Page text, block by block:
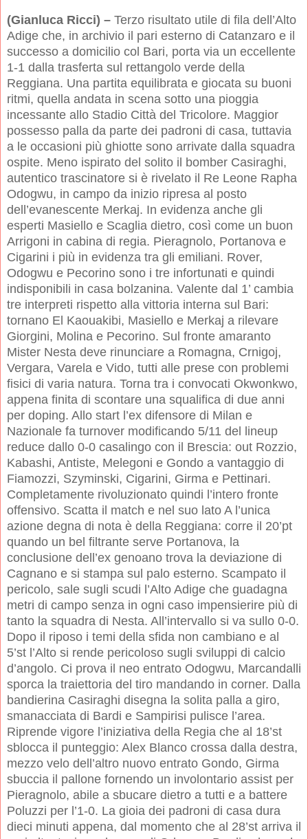
(Gianluca Ricci) – Terzo risultato utile di fila dell’Alto
Adige che, in archivio il pari esterno di Catanzaro e il
successo a domicilio col Bari, porta via un eccellente
1-1 dalla trasferta sul rettangolo verde della
Reggiana. Una partita equilibrata e giocata su buoni
ritmi, quella andata in scena sotto una pioggia
incessante allo Stadio Città del Tricolore. Maggior
possesso palla da parte dei padroni di casa, tuttavia
a le occasioni più ghiotte sono arrivate dalla squadra
ospite. Meno ispirato del solito il bomber Casiraghi,
autentico trascinatore si è rivelato il Re Leone Rapha
Odogwu, in campo da inizio ripresa al posto
dell’evanescente Merkaj. In evidenza anche gli
esperti Masiello e Scaglia dietro, così come un buon
Arrigoni in cabina di regia. Pieragnolo, Portanova e
Cigarini i più in evidenza tra gli emiliani. Rover,
Odogwu e Pecorino sono i tre infortunati e quindi
indisponibili in casa bolzanina. Valente dal 1’ cambia
tre interpreti rispetto alla vittoria interna sul Bari:
tornano El Kaouakibi, Masiello e Merkaj a rilevare
Giorgini, Molina e Pecorino. Sul fronte amaranto
Mister Nesta deve rinunciare a Romagna, Crnigoj,
Vergara, Varela e Vido, tutti alle prese con problemi
fisici di varia natura. Torna tra i convocati Okwonkwo,
appena finita di scontare una squalifica di due anni
per doping. Allo start l’ex difensore di Milan e
Nazionale fa turnover modificando 5/11 del lineup
reduce dallo 0-0 casalingo con il Brescia: out Rozzio,
Kabashi, Antiste, Melegoni e Gondo a vantaggio di
Fiamozzi, Szyminski, Cigarini, Girma e Pettinari.
Completamente rivoluzionato quindi l’intero fronte
offensivo. Scatta il match e nel suo lato A l’unica
azione degna di nota è della Reggiana: corre il 20’pt
quando un bel filtrante serve Portanova, la
conclusione dell’ex genoano trova la deviazione di
Cagnano e si stampa sul palo esterno. Scampato il
pericolo, sale sugli scudi l’Alto Adige che guadagna
metri di campo senza in ogni caso impensierire più di
tanto la squadra di Nesta. All’intervallo si va sullo 0-0.
Dopo il riposo i temi della sfida non cambiano e al
5’st l’Alto si rende pericoloso sugli sviluppi di calcio
d’angolo. Ci prova il neo entrato Odogwu, Marcandalli
sporca la traiettoria del tiro mandando in corner. Dalla
bandierina Casiraghi disegna la solita palla a giro,
smanacciata di Bardi e Sampirisi pulisce l’area.
Riprende vigore l’iniziativa della Regia che al 18’st
sblocca il punteggio: Alex Blanco crossa dalla destra,
mezzo velo dell’altro nuovo entrato Gondo, Girma
sbuccia il pallone fornendo un involontario assist per
Pieragnolo, abile a sbucare dietro a tutti e a battere
Poluzzi per l’1-0. La gioia dei padroni di casa dura
dieci minuti appena, dal momento che al 28’st arriva il